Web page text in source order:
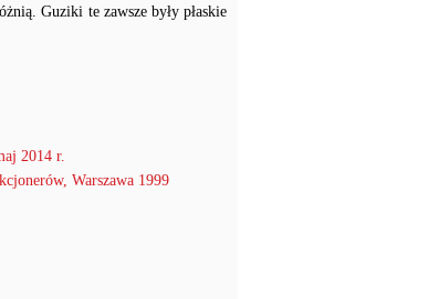
Guziki te zawsze były płaskie
2014 r.
Warszawa 1999